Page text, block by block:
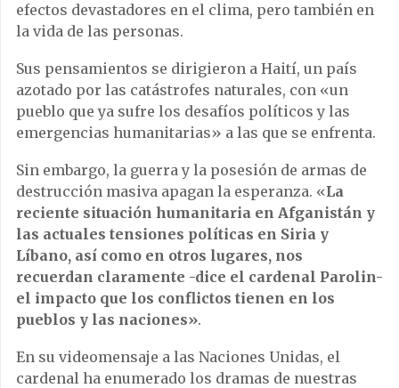
efectos devastadores en el clima, pero también en
la vida de las personas.
Sus pensamientos se dirigieron a Haití, un país
azotado por las catástrofes naturales, con «un
pueblo que ya sufre los desafíos políticos y las
emergencias humanitarias» a las que se enfrenta.
Sin embargo, la guerra y la posesión de armas de
destrucción masiva apagan la esperanza. «La
reciente situación humanitaria en Afganistán y
las actuales tensiones políticas en Siria y
Líbano, así como en otros lugares, nos
recuerdan claramente -dice el cardenal Parolin-
el impacto que los conflictos tienen en los
pueblos y las naciones».
En su videomensaje a las Naciones Unidas, el
cardenal ha enumerado los dramas de nuestras